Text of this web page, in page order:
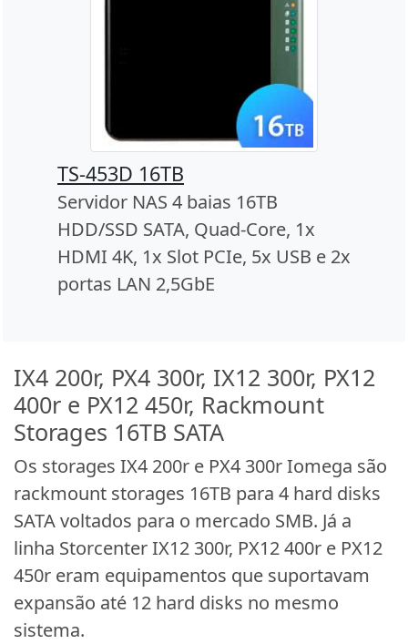
TS-453D 16TB
Servidor NAS 4 baias 16TB
HDD/SSD SATA, Quad-Core, 1x
HDMI 4K, 1x Slot PCIe, 5x USB e 2x
portas LAN 2,5GbE
IX4 200r, PX4 300r, IX12 300r, PX12
400r e PX12 450r, Rackmount
Storages 16TB SATA
Os storages IX4 200r e PX4 300r Iomega são
rackmount storages 16TB para 4 hard disks
SATA voltados para o mercado SMB. Já a
linha Storcenter IX12 300r, PX12 400r e PX12
450r eram equipamentos que suportavam
expansão até 12 hard disks no mesmo
sistema.